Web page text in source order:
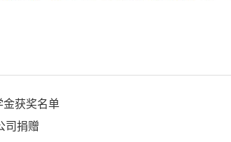
金获奖名单
司捐赠